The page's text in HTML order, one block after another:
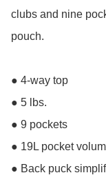
clubs and nine
pouch.
● 4-way top
● 5 lbs.
● 9 pockets
● 19L pocket
● Back puck